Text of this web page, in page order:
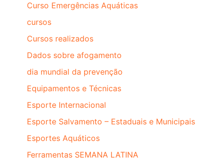
Curso Emergências Aquáticas
cursos
Cursos realizados
Dados sobre afogamento
dia mundial da prevenção
Equipamentos e Técnicas
Esporte Internacional
Esporte Salvamento – Estaduais e Municipais
Esportes Aquáticos
Ferramentas SEMANA LATINA